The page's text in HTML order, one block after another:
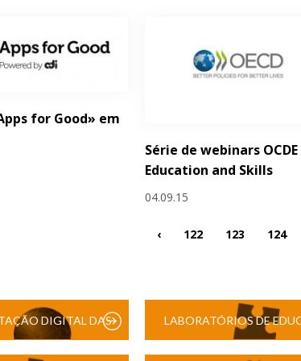
for Good» em
Série de webinars OCDE
Education and Skills
04.09.15
‹ 122 123 124
DIGITAL DAS LABORATÓRIOS DE